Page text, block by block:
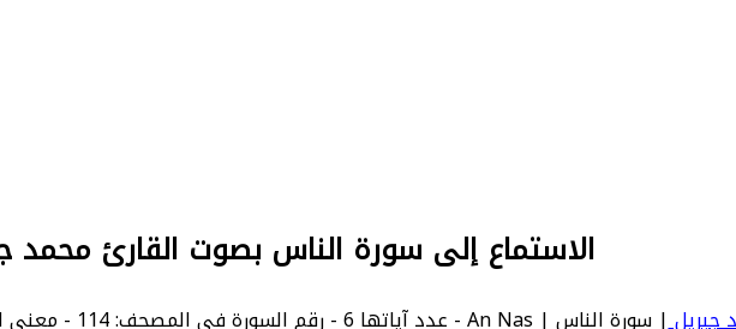
الاستماع إلى سورة الناس بصوت القارئ محمد
جبريل| سورة الناس | An Nas - عدد آياتها 6 - رقم السورة في المصحف: 114 - معنى السورة بالإنجليزية: Mankind.